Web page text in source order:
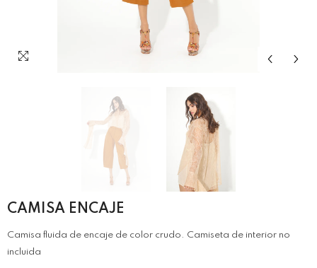
CAMISA ENCAJE
Camisa fluida de encaje de color crudo. Camiseta de interior no
incluida